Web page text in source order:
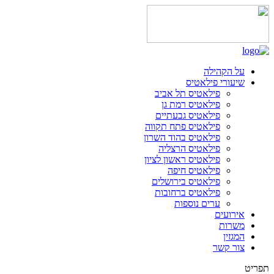
על הקהילה
שיעורי פילאטיס
פילאטיס תל אביב
פילאטיס רמת גן
פילאטיס גבעתיים
פילאטיס פתח תקווה
פילאטיס בהוד השרון
פילאטיס הרצליה
פילאטיס ראשון לציון
פילאטיס חיפה
פילאטיס בירושלים
פילאטיס ברחובות
ערים נוספות
אירועים
משרות
המגזין
צור קשר
תפריט